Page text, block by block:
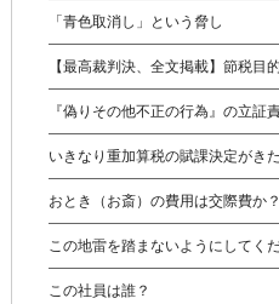
「青色取消し」という脅し
【最高裁判決、全文掲載】節税目
『偽りその他不正の行為』の立証
いきなり重加算税の賦課決定がき
おとき（お斎）の費用は交際費か？
この地雷を踏まないようにしてくだ
この社員は誰？